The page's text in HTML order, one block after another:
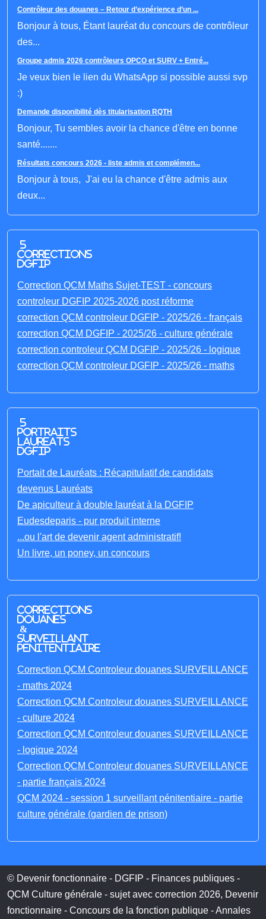
Contrôleur des douanes – Retour d’expérience d’un ...
Bonjour à tous, Étant lauréat du concours de contrôleur
des...
Groupe admis 2026 contrôleurs OPCO et SURV + Entré...
Je veux bien le lien du WhatsApp si possible aussi svp
:)
Demande disponibilité dès titularisation RQTH
Bonjour, Tu sembles avoir la chance d'être en bonne
santé.......
Résultats concours 2026 - liste admis et complémen...
Bonjour à tous, J'ai eu la chance d'être admis aux
deux...
5
corrections
DGFIP
Correction QCM Maths Sujet-TEST - concours
controleur DGFIP 2025-2026 post réforme
correction QCM controleur DGFIP - 2025/26 - français
correction QCM DGFIP - 2025/26 - culture générale
correction controleur QCM DGFIP - 2025/26 - logique
correction QCM controleur DGFIP - 2025/26 - maths
5
portraits
laureats
DGFIP
Portait de Lauréats : Récapitulatif de candidats
devenus Lauréats
De apiculteur à double lauréat à la DGFIP
Eudesdeparis - pur produit interne
...ou l'art de devenir agent administratif!
Un livre, un poney, un concours
Corrections
Douanes
&
Surveillant
penitentiaire
Correction QCM Controleur douanes SURVEILLANCE
- maths 2024
Correction QCM Controleur douanes SURVEILLANCE
- culture 2024
Correction QCM Controleur douanes SURVEILLANCE
- logique 2024
Correction QCM Controleur douanes SURVEILLANCE
- partie français 2024
QCM 2024 - session 1 surveillant pénitentiaire - partie
culture générale (gardien de prison)
© Devenir fonctionnaire - DGFIP - Finances publiques -
QCM Culture générale - sujet avec correction 2026, Devenir
fonctionnaire - Concours de la fonction publique - Annales